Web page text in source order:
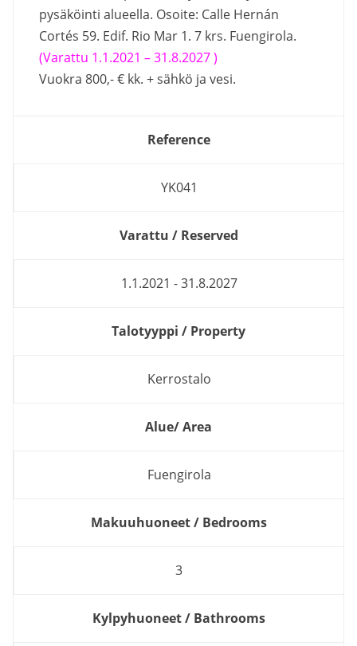
pysäköinti alueella. Osoite: Calle Hernán
Cortés 59. Edif. Rio Mar 1. 7 krs. Fuengirola.
(Varattu 1.1.2021 –31.8.2027 )
Vuokra 800,- € kk. + sähkö ja vesi.
Reference
YK041
Varattu / Reserved
1.1.2021 - 31.8.2027
Talotyyppi / Property
Kerrostalo
Alue/ Area
Fuengirola
Makuuhuoneet / Bedrooms
3
Kylpyhuoneet / Bathrooms